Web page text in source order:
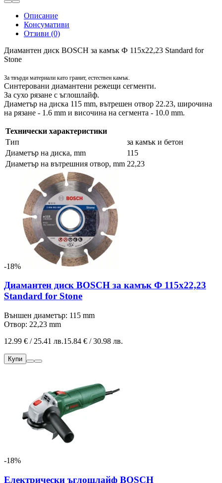
Описание
Консумативи
Отзиви (0)
Диамантен диск BOSCH за камък Ф 115х22,23 Standard for
Stone
За твърди материали като гранит, естествен камък.
Синтеровани диамантени режещи сегменти.
За сухо рязане с ъглошлайф.
Диаметър на диска 115 mm, вътрешен отвор 22.23, широчина
на рязане - 1.6 mm и височина на сегмента - 10.0 mm.
Технически характеристики
Тип
за камък и бетон
Диаметър на диска, mm
115
Диаметър на вътрешния отвор, mm 22,23
-18%
Диамантен диск BOSCH за камък Ф 115х22,23
Standard for Stone
Външен диаметър: 115 mm
Отвор: 22,23 mm
12.99 € / 25.41 лв.15.84 € / 30.98 лв.
Купи
-18%
Електрически ъглошлайф BOSCH